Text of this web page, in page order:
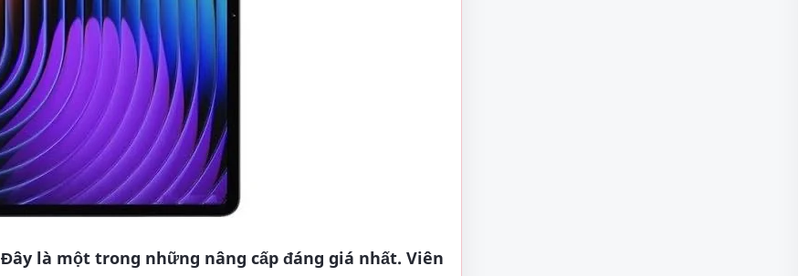
Đây là một trong những nâng cấp đáng giá nhất. Viên